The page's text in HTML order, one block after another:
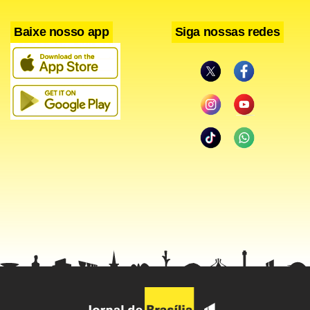
usados escudos dos clubes. O sorteio será semanal e o
apostador irá escolher dez escudos. A premiação acontece
pela combinação dos escudos. A estimativa da Caixa é que o
valor da cartela de aposta seja de R$ 2.
Os credores dos clubes são a Secretaria da Receita
Previdenciária, o Instituto Nacional de Seguro Social (INSS),
Leia também: Lula diz que o Brasil precisa construir 12
Baixe nosso app Siga nossas redes